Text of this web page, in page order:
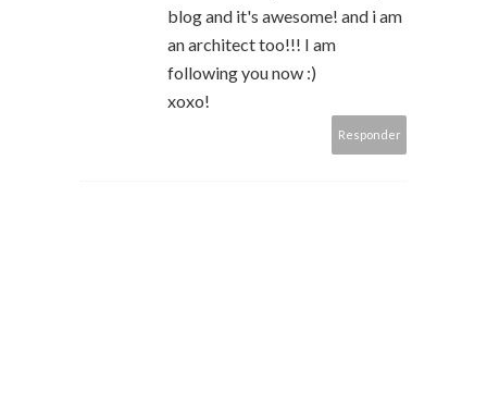
blog and it's awesome! and i am
an architect too!!! I am
following you now :)
xoxo!
Responder